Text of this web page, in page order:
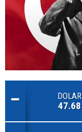
DOLAR
47.68